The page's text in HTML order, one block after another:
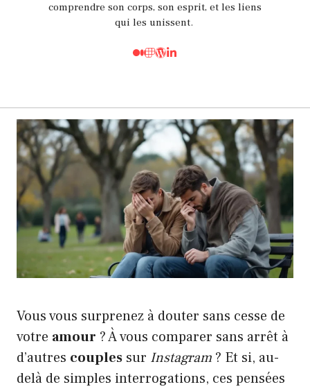
comprendre son corps, son esprit, et les liens
qui les unissent.
Vous vous surprenez à douter sans cesse de
votre amour ? À vous comparer sans arrêt à
d’autres couples sur Instagram ? Et si, au-
delà de simples interrogations, ces pensées